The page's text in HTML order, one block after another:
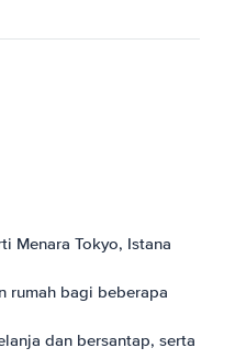
Menara Tokyo, Istana
rumah bagi beberapa
dan bersantap, serta